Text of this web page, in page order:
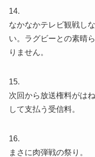
14.
なかなかテレビ観戦し
い。ラグビーとの素晴
りません。
15.
次回から放送権料がは
して支払う受信料。
16.
まさに肉弾戦の祭り。